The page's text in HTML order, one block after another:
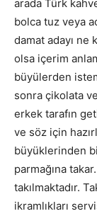
arada Türk
bolca tuz veya
damat adayı ne
olsa içerim
büyülerden
sonra çikolata
erkek tarafın
ve söz için
büyüklerinden
parmağına
takılmaktadır.
ikramlıkları